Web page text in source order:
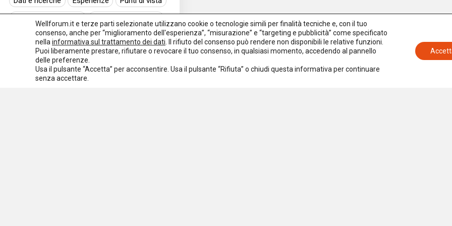
Normativa europea
Rassegna normativa
I seminari di Welforum
Eventi
Spazio ai promotori
Wellforum.it e terze parti selezionate utilizzano cookie o tecnologie simili per finalità tecniche e, con il tuo
consenso, anche per “miglioramento dell'esperienza”, “misurazione” e “targeting e pubblicità” come specificato
nella informativa sul trattamento dei dati . Il rifiuto del consenso può rendere non disponibili le relative funzioni.
Puoi liberamente prestare, rifiutare o revocare il tuo consenso, in qualsiasi momento, accedendo al pannello
delle preferenze.
Usa il pulsante “Accetta” per acconsentire. Usa il pulsante “Rifiuta” o chiudi questa informativa per continuare
senza accettare.